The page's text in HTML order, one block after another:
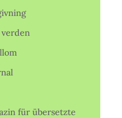
für übersetzte